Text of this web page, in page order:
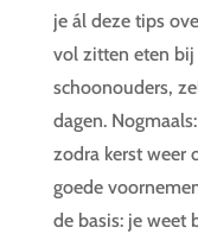
je ál deze tips
vol zitten eten bij
schoonouders,
dagen.
zodra kerst weer
goede
de basis: je weet